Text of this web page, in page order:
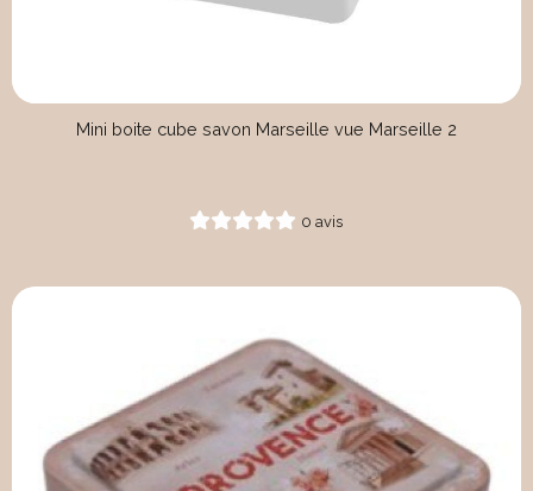
Mini boite cube savon Marseille vue Marseille 2
0 avis